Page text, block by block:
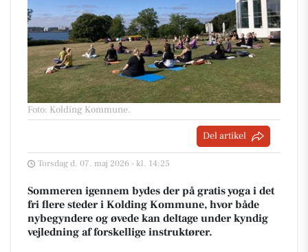
Foto: Kolding Kommune.
Del artikel
Torsdag d. 07. maj 2026 - kl. 14:25
Sommeren igennem bydes der på gratis yoga i det
fri flere steder i Kolding Kommune, hvor både
nybegyndere og øvede kan deltage under kyndig
vejledning af forskellige instruktører.